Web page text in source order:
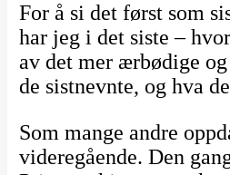
For å si det først som
har jeg i det siste –
av det mer ærbødige
de sistnevnte, og hva
Som mange andre
videregående. Den